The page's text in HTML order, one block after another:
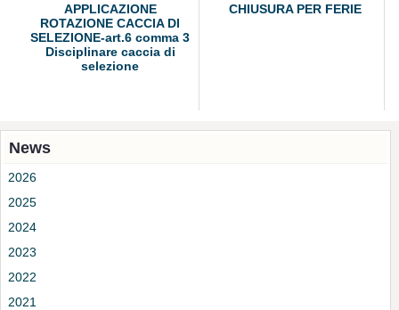
APPLICAZIONE
ROTAZIONE CACCIA DI
SELEZIONE-art.6 comma 3
Disciplinare caccia di
selezione
CHIUSURA PER FERIE
News
2026
2025
2024
2023
2022
2021